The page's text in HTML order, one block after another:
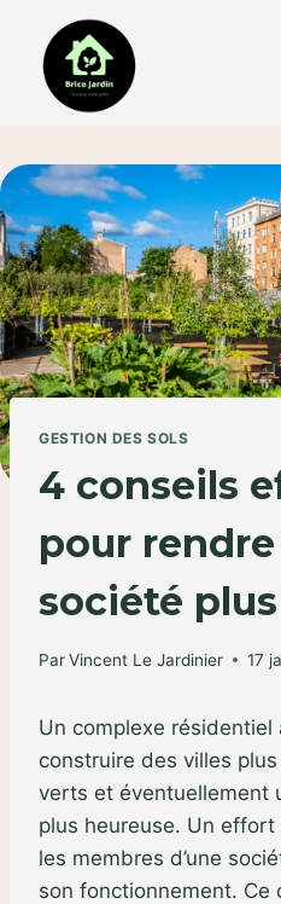
content
GESTION DES SOLS
4 conseils
pour
société
ParVincent Le Jardinier 17
Un complexe
construire des villes
verts et éventuellement
plus heureuse. Un
les membres d’une
son fonctionnement. Ce